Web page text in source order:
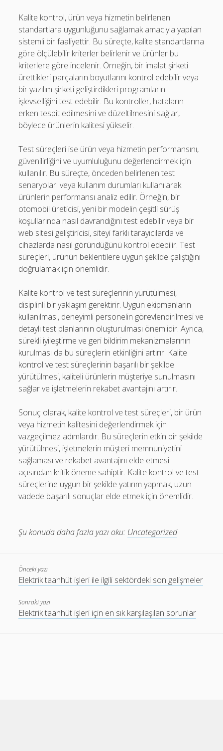
Kalite kontrol, ürün veya hizmetin belirlenen
standartlara uygunluğunu sağlamak amacıyla yapılan
sistemli bir faaliyettir. Bu süreçte, kalite standartlarına
göre ölçülebilir kriterler belirlenir ve ürünler bu
kriterlere göre incelenir. Örneğin, bir imalat şirketi
ürettikleri parçaların boyutlarını kontrol edebilir veya
bir yazılım şirketi geliştirdikleri programların
işlevselliğini test edebilir. Bu kontroller, hataların
erken tespit edilmesini ve düzeltilmesini sağlar,
böylece ürünlerin kalitesi yükselir.
Test süreçleri ise ürün veya hizmetin performansını,
güvenilirliğini ve uyumluluğunu değerlendirmek için
kullanılır. Bu süreçte, önceden belirlenen test
senaryoları veya kullanım durumları kullanılarak
ürünlerin performansı analiz edilir. Örneğin, bir
otomobil üreticisi, yeni bir modelin çeşitli sürüş
koşullarında nasıl davrandığını test edebilir veya bir
web sitesi geliştiricisi, siteyi farklı tarayıcılarda ve
cihazlarda nasıl göründüğünü kontrol edebilir. Test
süreçleri, ürünün beklentilere uygun şekilde çalıştığını
doğrulamak için önemlidir.
Kalite kontrol ve test süreçlerinin yürütülmesi,
disiplinli bir yaklaşım gerektirir. Uygun ekipmanların
kullanılması, deneyimli personelin görevlendirilmesi ve
detaylı test planlarının oluşturulması önemlidir. Ayrıca,
sürekli iyileştirme ve geri bildirim mekanizmalarının
kurulması da bu süreçlerin etkinliğini artırır. Kalite
kontrol ve test süreçlerinin başarılı bir şekilde
yürütülmesi, kaliteli ürünlerin müşteriye sunulmasını
sağlar ve işletmelerin rekabet avantajını artırır.
Sonuç olarak, kalite kontrol ve test süreçleri, bir ürün
veya hizmetin kalitesini değerlendirmek için
vazgeçilmez adımlardır. Bu süreçlerin etkin bir şekilde
yürütülmesi, işletmelerin müşteri memnuniyetini
sağlaması ve rekabet avantajını elde etmesi
açısından kritik öneme sahiptir. Kalite kontrol ve test
süreçlerine uygun bir şekilde yatırım yapmak, uzun
vadede başarılı sonuçlar elde etmek için önemlidir.
Şu konuda daha fazla yazı oku: Uncategorized
Önceki yazı
Elektrik taahhüt işleri ile ilgili sektördeki son gelişmeler
Sonraki yazı
Elektrik taahhüt işleri için en sık karşılaşılan sorunlar